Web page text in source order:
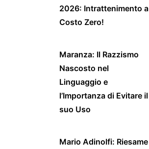
2026: Intrattenimento a
Costo Zero!
Maranza: Il Razzismo
Nascosto nel
Linguaggio e
l’Importanza di Evitare il
suo Uso
Mario Adinolfi: Riesame